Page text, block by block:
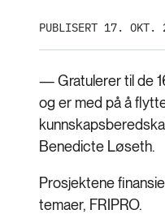
PUBLISERT 17. OKT.
— Gratulerer til de
og er med på å
Benedicte Løseth.
Prosjektene
temaer, FRIPRO.